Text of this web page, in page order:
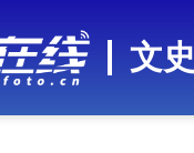
文史